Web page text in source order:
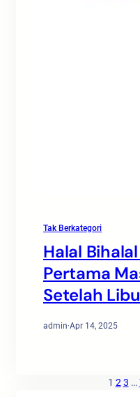
Tak Berkategori
Halal
Pertama
Setelah
admin·Apr 14, 2025
1 2 3 …